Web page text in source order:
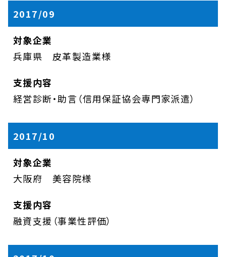
2017/09
兵庫県 皮革製造業様
経営診断・助言（信用保証協会専門家派遣）
2017/10
大阪府 美容院様
融資支援（事業性評価）